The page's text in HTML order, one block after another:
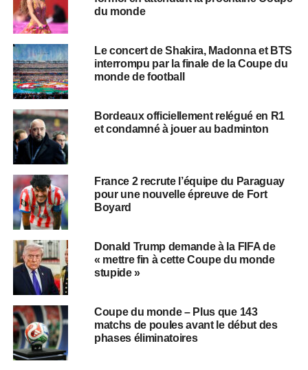
du monde
Le concert de Shakira, Madonna et BTS
interrompu par la finale de la Coupe du
monde de football
Bordeaux officiellement relégué en R1
et condamné à jouer au badminton
France 2 recrute l’équipe du Paraguay
pour une nouvelle épreuve de Fort
Boyard
Donald Trump demande à la FIFA de
« mettre fin à cette Coupe du monde
stupide »
Coupe du monde – Plus que 143
matchs de poules avant le début des
phases éliminatoires